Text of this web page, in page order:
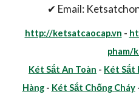
✔ Email:
http://ketsatcaocap.vn -
pham/
Két Sắt An Toàn - Két Sắt
Hàng- Két Sắt Chống Cháy